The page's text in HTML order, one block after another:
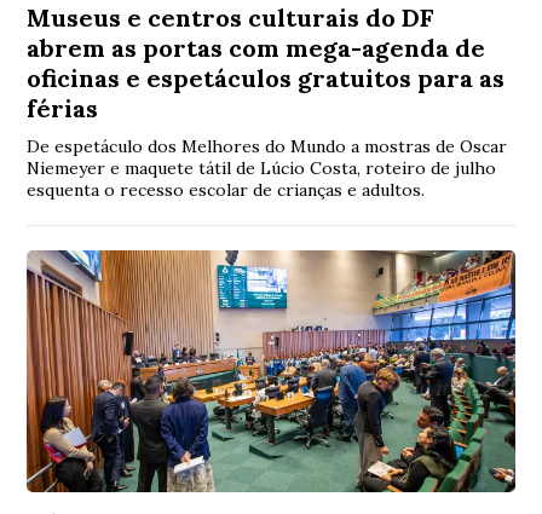
Museus e centros culturais do DF
abrem as portas com mega-agenda de
oficinas e espetáculos gratuitos para as
férias
De espetáculo dos Melhores do Mundo a mostras de Oscar
Niemeyer e maquete tátil de Lúcio Costa, roteiro de julho
esquenta o recesso escolar de crianças e adultos.